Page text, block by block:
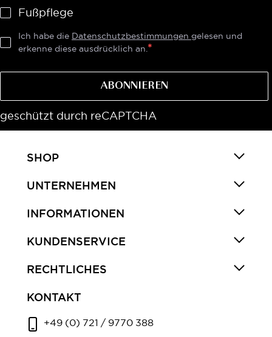
Fußpflege
Ich habe die Datenschutzbestimmungen gelesen und
erkenne diese ausdrücklich an.
ABONNIEREN
geschützt durch reCAPTCHA
SHOP
UNTERNEHMEN
INFORMATIONEN
KUNDENSERVICE
RECHTLICHES
KONTAKT
+49 (0) 721 / 9770 388